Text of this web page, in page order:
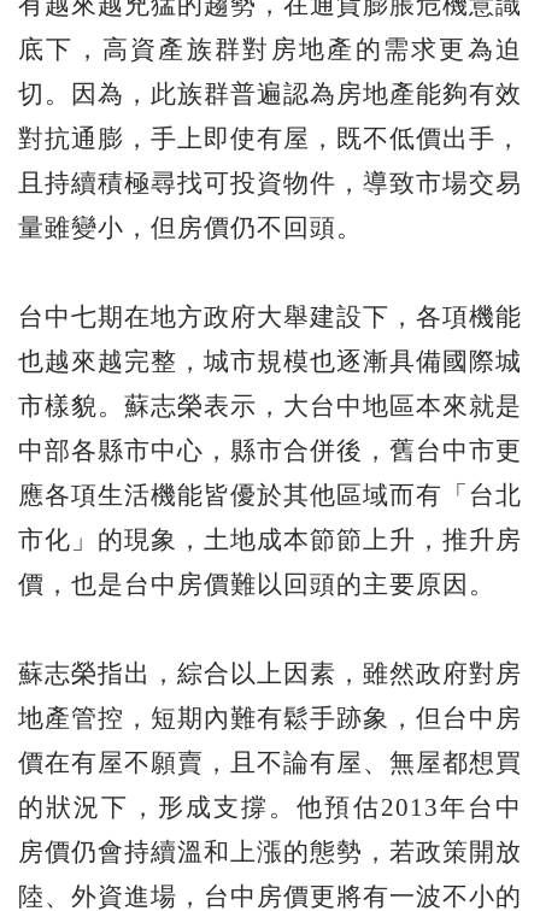
底下，高資產族群對房地產的需求更為迫
切。因為，此族群普遍認為房地產能夠有效
對抗通膨，手上即使有屋，既不低價出手，
且持續積極尋找可投資物件，導致市場交易
量雖變小，但房價仍不回頭。
台中七期在地方政府大舉建設下，各項機能
也越來越完整，城市規模也逐漸具備國際城
市樣貌。蘇志榮表示，大台中地區本來就是
中部各縣市中心，縣市合併後，舊台中市更
應各項生活機能皆優於其他區域而有「台北
市化」的現象，土地成本節節上升，推升房
價，也是台中房價難以回頭的主要原因。
蘇志榮指出，綜合以上因素，雖然政府對房
地產管控，短期內難有鬆手跡象，但台中房
價在有屋不願賣，且不論有屋、無屋都想買
的狀況下，形成支撐。他預估2013年台中
房價仍會持續溫和上漲的態勢，若政策開放
陸、外資進場，台中房價更將有一波不小的